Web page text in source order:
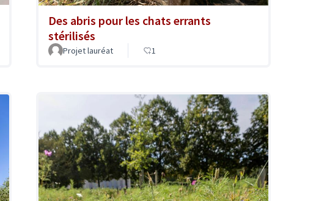
Des abris pour les chats errants
stérilisés
Projet lauréat 1